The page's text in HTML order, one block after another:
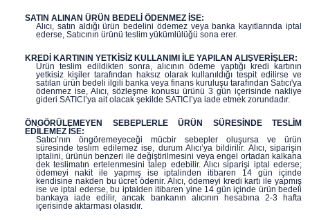
SATIN ALINAN ÜRÜN BEDELİ ÖDENMEZ İSE:
Alıcı, satın aldığı ürün bedelini ödemez veya banka kayıtlarında iptal
ederse, Satıcının ürünü teslim yükümlülüğü sona erer.
KREDİ KARTININ YETKİSİZ KULLANIMI İLE YAPILAN ALIŞVERİŞLER:
Ürün teslim edildikten sonra, alıcının ödeme yaptığı kredi kartının
yetkisiz kişiler tarafından haksız olarak kullanıldığı tespit edilirse ve
satılan ürün bedeli ilgili banka veya finans kuruluşu tarafından Satıcı'ya
ödenmez ise, Alıcı, sözleşme konusu ürünü 3 gün içerisinde nakliye
gideri SATICI’ya ait olacak şekilde SATICI’ya iade etmek zorundadır.
ÖNGÖRÜLEMEYEN SEBEPLERLE ÜRÜN SÜRESİNDE TESLİM
EDİLEMEZ İSE:
Satıcı’nın öngöremeyeceği mücbir sebepler oluşursa ve ürün
süresinde teslim edilemez ise, durum Alıcı’ya bildirilir. Alıcı, siparişin
iptalini, ürünün benzeri ile değiştirilmesini veya engel ortadan kalkana
dek teslimatın ertelenmesini talep edebilir. Alıcı siparişi iptal ederse;
ödemeyi nakit ile yapmış ise iptalinden itibaren 14 gün içinde
kendisine nakden bu ücret ödenir. Alıcı, ödemeyi kredi kartı ile yapmış
ise ve iptal ederse, bu iptalden itibaren yine 14 gün içinde ürün bedeli
bankaya iade edilir, ancak bankanın alıcının hesabına 2-3 hafta
içerisinde aktarması olasıdır.